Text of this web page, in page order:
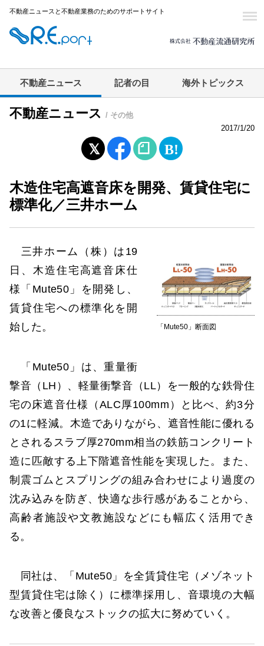
不動産ニュースと不動産業務のためのサポートサイト
不動産ニュース 記者の目 海外トピックス
不動産ニュース / その他
2017/1/20
木造住宅高遮音床を開発、賃貸住宅に
標準化／三井ホーム
「Mute50」断面図
三井ホーム（株）は19
日、木造住宅高遮音床仕
様「Mute50」を開発し、
賃貸住宅への標準化を開
始した。
「Mute50」は、重量衝
撃音（LH）、軽量衝撃音（LL）を一般的な鉄骨住
宅の床遮音仕様（ALC厚100mm）と比べ、約3分
の1に軽減。木造でありながら、遮音性能に優れる
とされるスラブ厚270mm相当の鉄筋コンクリート
造に匹敵する上下階遮音性能を実現した。また、
制震ゴムとスプリングの組み合わせにより過度の
沈み込みを防ぎ、快適な歩行感があることから、
高齢者施設や文教施設などにも幅広く活用でき
る。
同社は、「Mute50」を全賃貸住宅（メゾネット
型賃貸住宅は除く）に標準採用し、音環境の大幅
な改善と優良なストックの拡大に努めていく。